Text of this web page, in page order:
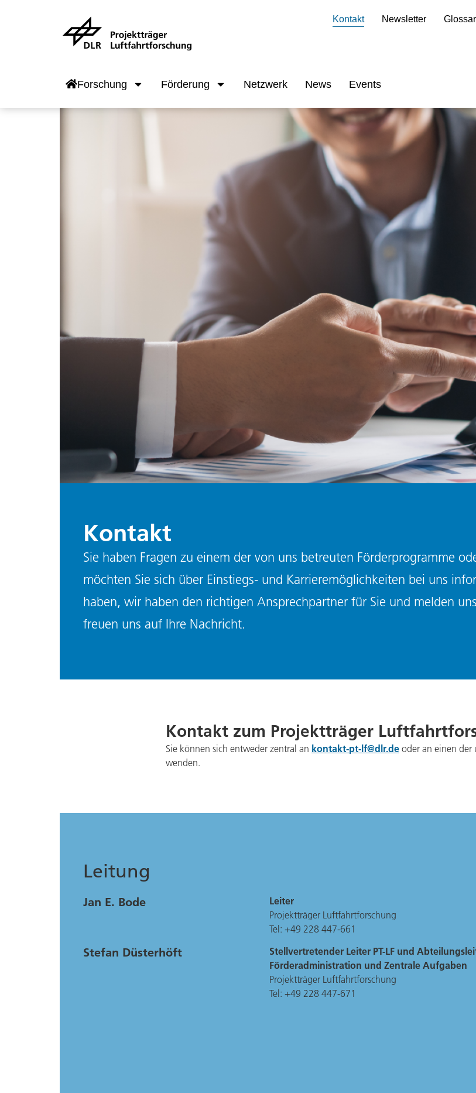
Kontakt Newsletter Glossar
Forschung Förderung Netzwerk News Events
Kontakt
Sie haben Fragen zu einem der von uns betreuten Förderprogramme
möchten Sie sich über Einstiegs- und Karrieremöglichkeiten bei uns
haben, wir haben den richtigen Ansprechpartner für Sie und melden
freuen uns auf Ihre Nachricht.
Kontakt zum Projektträger
Sie können sich entweder zentral an kontakt-pt-lf@dlr.de oder an einen
wenden.
Leitung
Jan E. Bode Leiter
Projektträger Luftfahrtforschung
Tel: +49 228 447-661
Stefan Düsterhöft
Stellvertretender Leiter PT-LF und
Förderadministration und Zentrale Aufgaben
Projektträger Luftfahrtforschung
Tel: +49 228 447-671